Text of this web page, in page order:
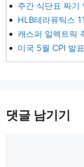
주간 식단표 짜기
HLB테라퓨틱스
캐스퍼 일렉트릭
미국 5월 CPI 발
댓글 남기기